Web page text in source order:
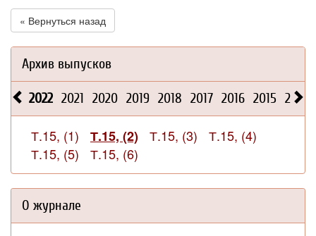
« Вернуться назад
Архив выпусков
2022 2021 2020 2019 2018 2017 2016 2015 2014
Т.15, (1) Т.15, (2) Т.15, (3)
Т.15, (4)
Т.15, (5)
Т.15, (6)
О журнале